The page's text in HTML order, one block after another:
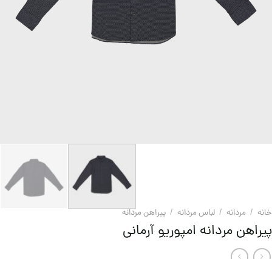
خانه / مردانه / لباس مردانه / پیراهن مردانه
پیراهن مردانه امپوریو آرمانی